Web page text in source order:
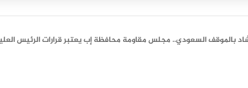
بالموقف السعودي.. مجلس مقاومة محافظة إب يعتبر قرارات الرئيس